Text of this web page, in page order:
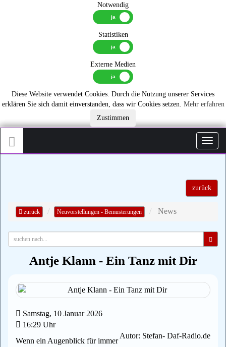
Notwendig
Statistiken
Externe Medien
Diese Website verwendet Cookies. Durch die Nutzung unserer Services
erklären Sie sich damit einverstanden, dass wir Cookies setzen. Mehr erfahren
Zustimmen
zurück
zurück Neuvorstellungen - Bemusterungen News
Antje Klann - Ein Tanz mit Dir
Samstag, 10 Januar 2026
16:29 Uhr
Autor: Stefan- Daf-Radio.de
Wenn ein Augenblick für immer